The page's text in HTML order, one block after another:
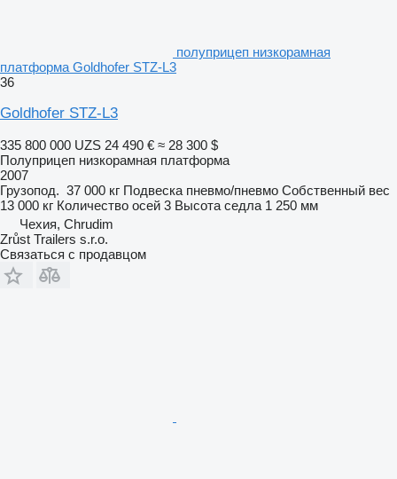
полуприцеп низкорамная
платформа Goldhofer STZ-L3
36
Goldhofer STZ-L3
335 800 000 UZS 24 490 € ≈ 28 300 $
Полуприцеп низкорамная платформа
2007
Грузопод. 37 000 кг Подвеска пневмо/пневмо Собственный вес
13 000 кг Количество осей 3 Высота седла 1 250 мм
Чехия, Chrudim
Zrůst Trailers s.r.o.
Связаться с продавцом